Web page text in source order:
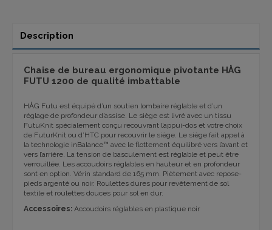
Description
Chaise de bureau ergonomique pivotante HÅG
FUTU 1200 de qualité imbattable
HÅG Futu est équipé d’un soutien lombaire réglable et d’un
réglage de profondeur d’assise. Le siège est livré avec un tissu
FutuKnit spécialement conçu recouvrant l’appui-dos et votre choix
de FuturKnit ou d’HTC pour recouvrir le siège. Le siège fait appel à
la technologie inBalance™ avec le flottement équilibré vers l’avant et
vers l’arrière. La tension de basculement est réglable et peut être
verrouillée. Les accoudoirs réglables en hauteur et en profondeur
sont en option. Vérin standard de 165 mm. Piètement avec repose-
pieds argenté ou noir. Roulettes dures pour revêtement de sol
textile et roulettes douces pour sol en dur.
Accessoires: Accoudoirs réglables en plastique noir